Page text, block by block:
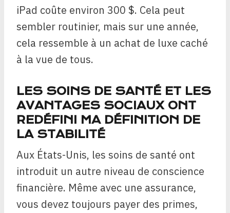
iPad coûte environ 300 $. Cela peut
sembler routinier, mais sur une année,
cela ressemble à un achat de luxe caché
à la vue de tous.
LES SOINS DE SANTÉ ET LES
AVANTAGES SOCIAUX ONT
REDÉFINI MA DÉFINITION DE
LA STABILITÉ
Aux États-Unis, les soins de santé ont
introduit un autre niveau de conscience
financière. Même avec une assurance,
vous devez toujours payer des primes,